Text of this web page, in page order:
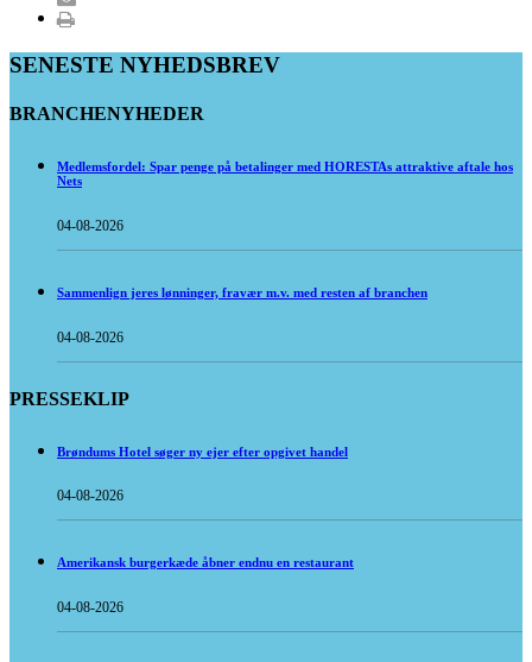
SENESTE NYHEDSBREV
BRANCHENYHEDER
Medlemsfordel: Spar penge på betalinger med HORESTAs attraktive aftale hos
Nets
04-08-2026
Sammenlign jeres lønninger, fravær m.v. med resten af branchen
04-08-2026
PRESSEKLIP
Brøndums Hotel søger ny ejer efter opgivet handel
04-08-2026
Amerikansk burgerkæde åbner endnu en restaurant
04-08-2026